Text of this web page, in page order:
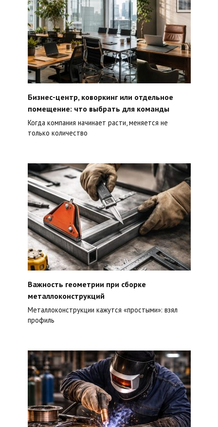
Бизнес-центр, коворкинг или отдельное
помещение: что выбрать для команды
Когда компания начинает расти, меняется не
только количество
Важность геометрии при сборке
металлоконструкций
Металлоконструкции кажутся «простыми»: взял
профиль